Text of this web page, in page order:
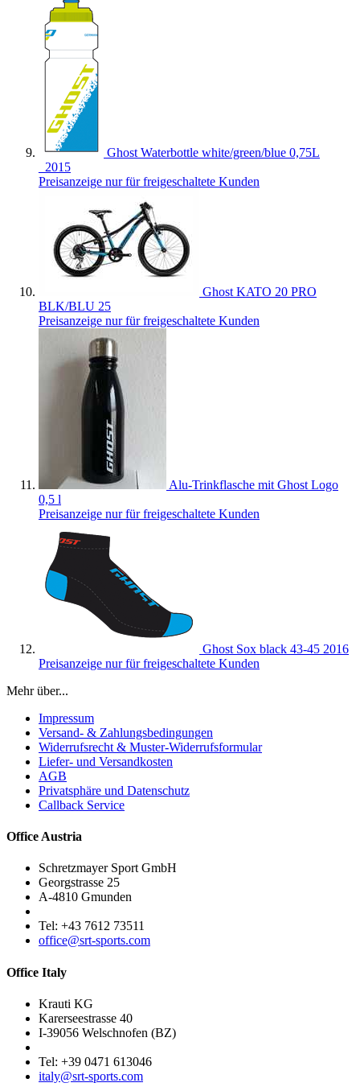
Ghost Waterbottle white/green/blue 0,75L
_2015
Preisanzeige nur für freigeschaltete Kunden
Ghost KATO 20 PRO
BLK/BLU 25
Preisanzeige nur für freigeschaltete Kunden
Alu-Trinkflasche mit Ghost Logo
0,5 l
Preisanzeige nur für freigeschaltete Kunden
Ghost Sox black 43-45 2016
Preisanzeige nur für freigeschaltete Kunden
Mehr über...
Impressum
Versand- & Zahlungsbedingungen
Widerrufsrecht & Muster-Widerrufsformular
Liefer- und Versandkosten
AGB
Privatsphäre und Datenschutz
Callback Service
Office Austria
Schretzmayer Sport GmbH
Georgstrasse 25
A-4810 Gmunden
Tel: +43 7612 73511
office@srt-sports.com
Office Italy
Krauti KG
Karerseestrasse 40
I-39056 Welschnofen (BZ)
Tel: +39 0471 613046
italy@srt-sports.com